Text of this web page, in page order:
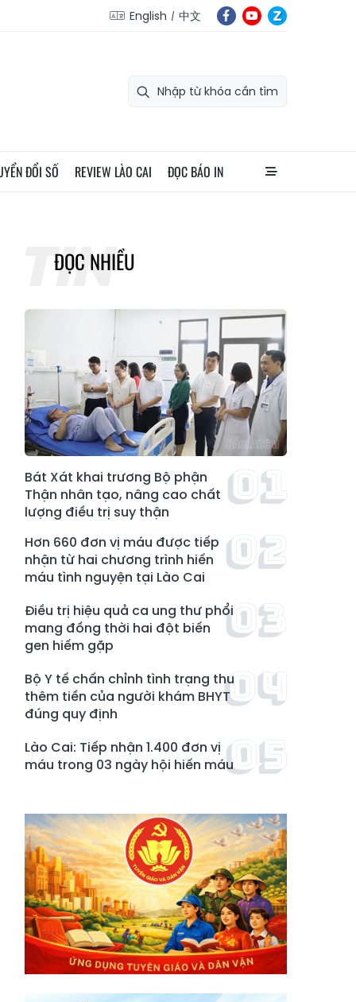
English 中文
ĐỔI SỐ REVIEW LÀO CAI ĐỌC BÁO IN
ĐỌC NHIỀU
Bát Xát khai trương Bộ phận
Thận nhân tạo, nâng cao chất
lượng điều trị suy thận
Hơn 660 đơn vị máu được tiếp
nhận từ hai chương trình hiến
máu tình nguyện tại Lào Cai
Điều trị hiệu quả ca ung thư phổi
mang đồng thời hai đột biến
gen hiếm gặp
Bộ Y tế chấn chỉnh tình trạng thu
thêm tiền của người khám BHYT
đúng quy định
Lào Cai: Tiếp nhận 1.400 đơn vị
máu trong 03 ngày hội hiến máu